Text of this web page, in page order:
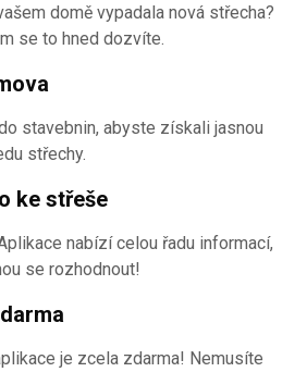
domě vypadala nová střecha?
se to hned dozvíte.
stavebnin, abyste získali jasnou
střechy.
ke střeše
nabízí celou řadu informací,
se rozhodnout!
je zcela zdarma! Nemusíte